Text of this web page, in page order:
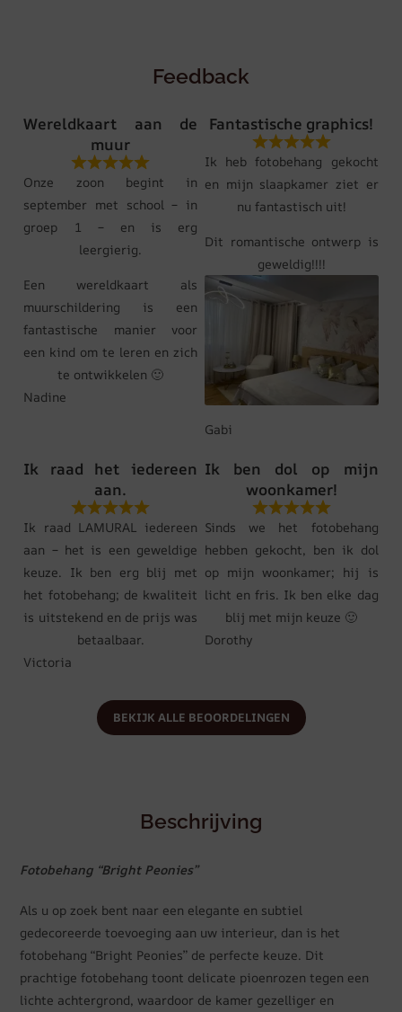
Feedback
Wereldkaart aan de
muur
Onze zoon begint in
september met school – in
groep 1 – en is erg
leergierig.
Een wereldkaart als
muurschildering is een
fantastische manier voor
een kind om te leren en zich
te ontwikkelen 🙂
Nadine
Fantastische graphics!
Ik heb fotobehang gekocht
en mijn slaapkamer ziet er
nu fantastisch uit!
Dit romantische ontwerp is
geweldig!!!!
Gabi
Ik raad het iedereen
aan.
Ik raad LAMURAL iedereen
aan – het is een geweldige
keuze. Ik ben erg blij met
het fotobehang; de kwaliteit
is uitstekend en de prijs was
betaalbaar.
Victoria
Ik ben dol op mijn
woonkamer!
Sinds we het fotobehang
hebben gekocht, ben ik dol
op mijn woonkamer; hij is
licht en fris. Ik ben elke dag
blij met mijn keuze 🙂
Dorothy
BEKIJK ALLE BEOORDELINGEN
Beschrijving
Fotobehang “Bright Peonies”
Als u op zoek bent naar een elegante en subtiel
gedecoreerde toevoeging aan uw interieur, dan is het
fotobehang “Bright Peonies” de perfecte keuze. Dit
prachtige fotobehang toont delicate pioenrozen tegen een
lichte achtergrond, waardoor de kamer gezelliger en